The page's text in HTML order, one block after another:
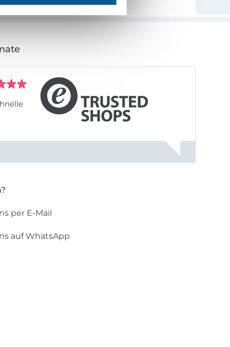
per E-Mail
auf WhatsApp